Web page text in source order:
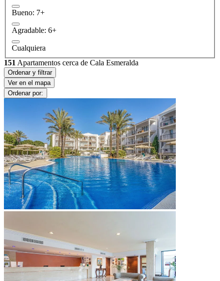
Bueno: 7+
Agradable: 6+
Cualquiera
151 Apartamentos cerca de Cala Esmeralda
Ordenar y filtrar
Ver en el mapa
Ordenar por: